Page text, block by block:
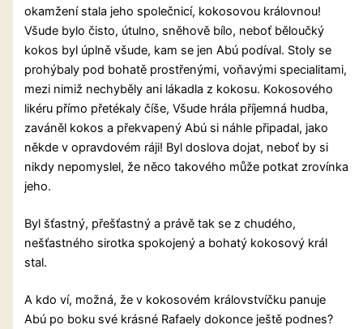
okamžení stala jeho společnicí, kokosovou královnou!
Všude bylo čisto, útulno, sněhově bílo, neboť běloučký
kokos byl úplně všude, kam se jen Abú podíval. Stoly se
prohýbaly pod bohatě prostřenými, voňavými specialitami,
mezi nimiž nechyběly ani lákadla z kokosu. Kokosového
likéru přímo přetékaly číše, Všude hrála příjemná hudba,
zaváněl kokos a překvapený Abú si náhle připadal, jako
někde v opravdovém ráji! Byl doslova dojat, neboť by si
nikdy nepomyslel, že něco takového může potkat zrovínka
jeho.
Byl šťastný, přešťastný a právě tak se z chudého,
nešťastného sirotka spokojený a bohatý kokosový král
stal.
A kdo ví, možná, že v kokosovém královstvíčku panuje
Abú po boku své krásné Rafaely dokonce ještě podnes?